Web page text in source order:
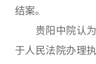
结案。
贵阳中院认为
于人民法院办理